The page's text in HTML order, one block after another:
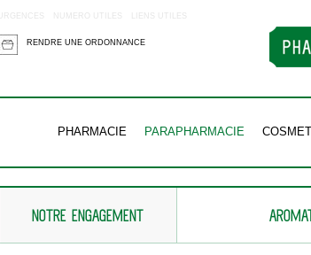
URGENCES NUMERO UTILES LIENS UTILES
RENDRE UNE ORDONNANCE
PHARMACIE PARAPHARMACIE
NOTRE ENGAGEMENT